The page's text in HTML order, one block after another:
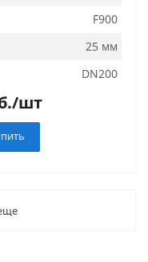
F900
25 мм
DN200
/шт